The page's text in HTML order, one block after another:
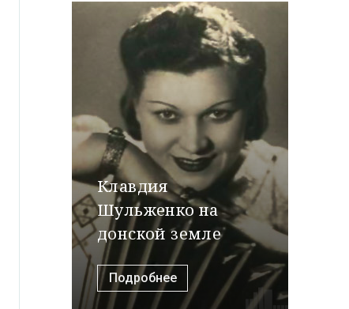
Клавдия
Шульженко на
донской земле
Подробнее